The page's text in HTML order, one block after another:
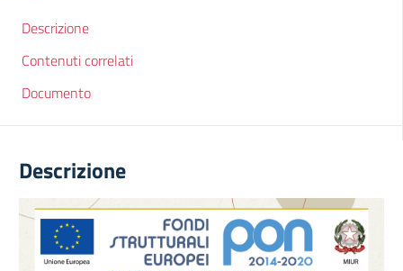
Descrizione
Contenuti correlati
Documento
Descrizione